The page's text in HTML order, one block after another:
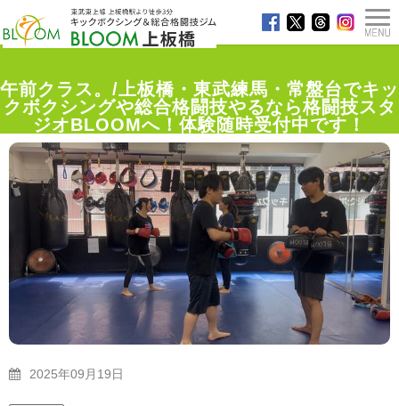
午前クラス。/上板橋・東武練馬・常盤台でキッ
クボクシングや総合格闘技やるなら格闘技スタ
ジオBLOOMへ！体験随時受付中です！
TOP ブログ>午前クラス。/上板橋・東武練馬・常盤台でキックボクシングや総合格闘技やるな
ら格闘技スタジオBLOOMへ！体験随時受付中です！
2025年09月19日